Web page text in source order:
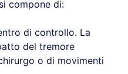
compone di:
di controllo. La
del tremore
o di movimenti